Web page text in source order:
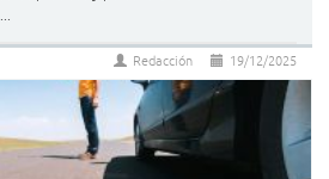
19/12/2025
Redacción